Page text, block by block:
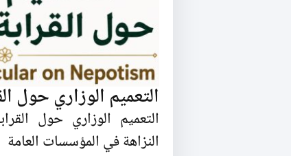
التعميم الوزاري حول
التعميم الوزاري حول
النزاهة في المؤسسات العامة